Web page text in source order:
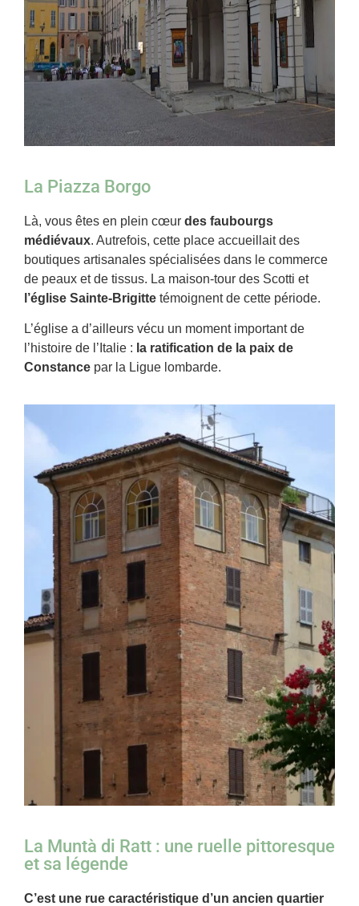
La Piazza Borgo
Là, vous êtes en plein cœur des faubourgs
médiévaux. Autrefois, cette place accueillait des
boutiques artisanales spécialisées dans le commerce
de peaux et de tissus. La maison-tour des Scotti et
l’église Sainte-Brigitte témoignent de cette période.
L’église a d’ailleurs vécu un moment important de
l’histoire de l’Italie : la ratification de la paix de
Constance par la Ligue lombarde.
La Muntà di Ratt : une ruelle pittoresque
et sa légende
C’est une rue caractéristique d’un ancien quartier